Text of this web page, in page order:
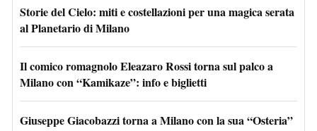
Storie del Cielo: miti e costellazioni per una magica serata
al Planetario di Milano
Il comico romagnolo Eleazaro Rossi torna sul palco a
Milano con “Kamikaze”: info e biglietti
Giuseppe Giacobazzi torna a Milano con la sua “Osteria”